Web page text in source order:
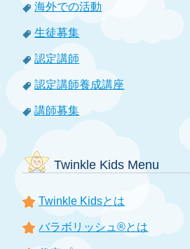
海外での活動
生徒募集
認定講師
認定講師養成講座
講師募集
Twinkle Kids Menu
Twinkle Kidsとは
バラボリッシュ®とは